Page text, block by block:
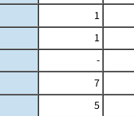
1
1
-
7
5